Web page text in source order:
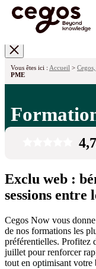
Vous êtes ici : Accueil >
PME
Exclu web :
sessions entre
Cegos Now vous
de nos formations les
préférentielles. Profitez
juillet pour renforcer
tout en optimisant votre